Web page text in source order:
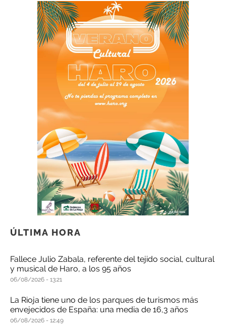
ÚLTIMA HORA
Fallece Julio Zabala, referente del tejido social, cultural
y musical de Haro, a los 95 años
06/08/2026 13:21
La Rioja tiene uno de los parques de turismos más
envejecidos de España: una media de 16,3 años
06/08/2026 12:49